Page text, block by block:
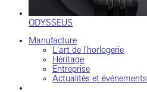
ODYSSEUS
Manufacture
L'art de l'horlogerie
Héritage
Entreprise
Actualités et événements